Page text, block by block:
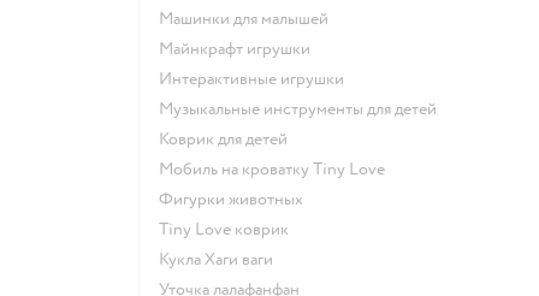
Машинки для малышей
Майнкрафт игрушки
Интерактивные игрушки
Музыкальные инструменты для детей
Коврик для детей
Мобиль на кроватку Tiny Love
Фигурки животных
Tiny Love коврик
Кукла Хаги ваги
Уточка лалафанфан